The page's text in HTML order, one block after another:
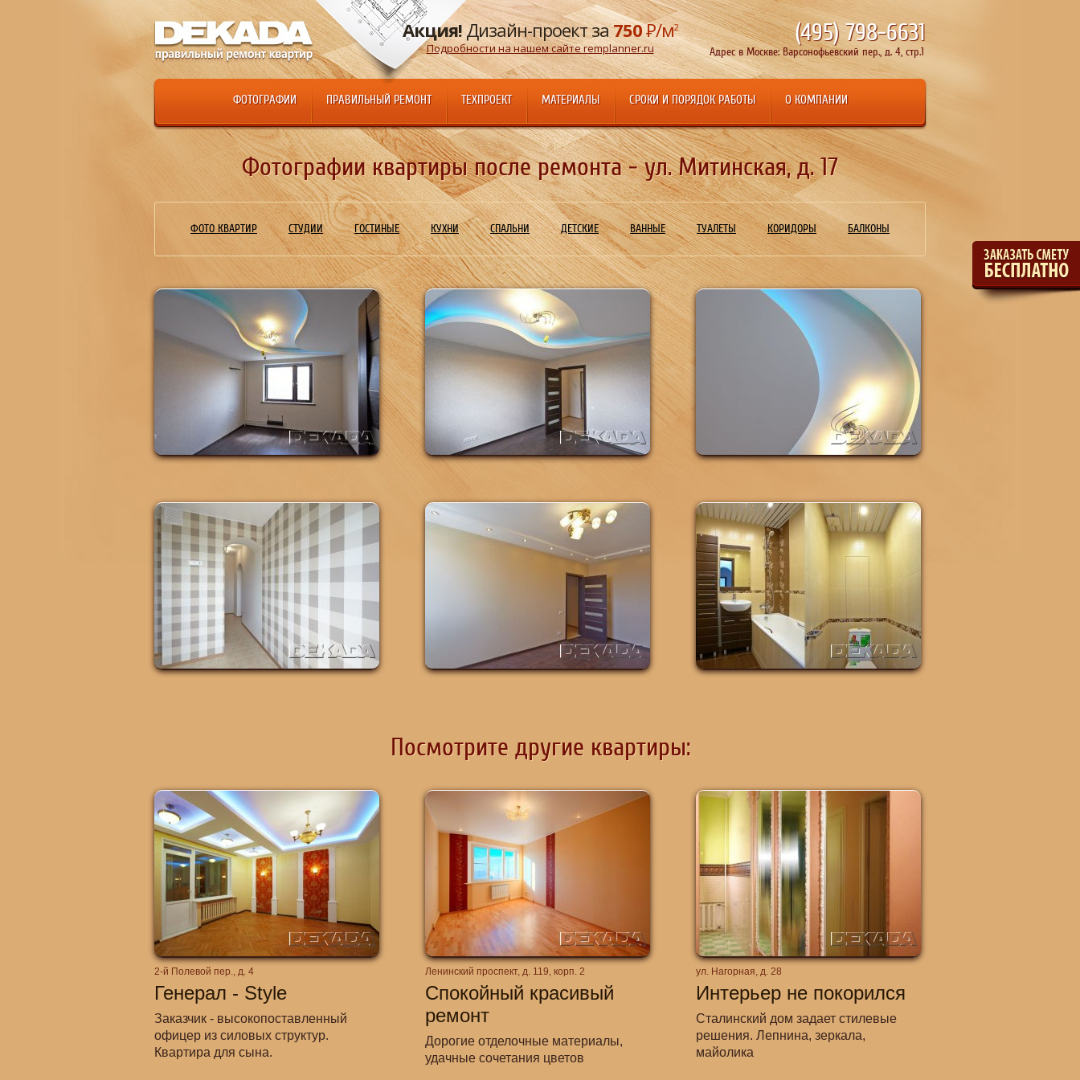
(495)798-6631
Акция!Дизайн-проект за750Р/м2
Подробности на нашем сайте remplanner.ru Адрес в Москве: Варсонофьевский пер., д. 4, стр.1
ФОТОГРАФИИ ПРАВИЛЬНЫЙ РЕМОНТ ТЕХПРОЕКТ МАТЕРИАЛЫ СРОКИ И ПОРЯДОК РАБОТЫ О КОМПАНИИ
Фотографии квартиры после ремонта - ул. Митинская, д. 17
ФОТО КВАРТИР СТУДИИ ГОСТИНЫЕ КУХНИ СПАЛЬНИ ДЕТСКИЕ ВАННЫЕ ТУАЛЕТЫ КОРИДОРЫ БАЛКОНЫ
Посмотрите другие квартиры:
Генерал - Style
2-й Полевой пер., д. 4
Заказчик - высокопоставленный
офицер из силовых структур.
Квартира для сына.
Спокойный красивый
ремонт
Ленинский проспект, д. 119, корп. 2
Дорогие отделочные материалы,
удачные сочетания цветов
Интерьер не покорился
ул. Нагорная, д. 28
Сталинский дом задает стилевые
решения. Лепнина, зеркала,
майолика